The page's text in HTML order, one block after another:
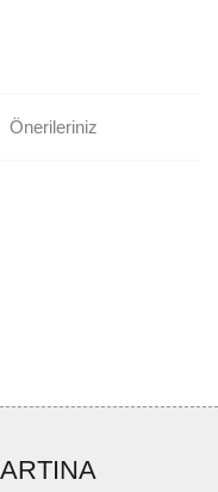
Önerileriniz